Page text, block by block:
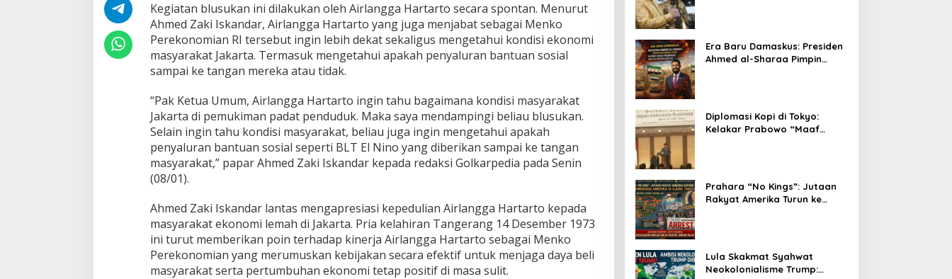
a
K
e
s
u
l
t
a
n
M
a
s
r
a
k
a
t
K
Kegiatan blusukan ini dilakukan oleh Airlangga Hartarto secara spontan. Menurut
Ahmed Zaki Iskandar, Airlangga Hartarto yang juga menjabat sebagai Menko
Perekonomian RI tersebut ingin lebih dekat sekaligus mengetahui kondisi ekonomi
masyarakat Jakarta. Termasuk mengetahui apakah penyaluran bantuan sosial
sampai ke tangan mereka atau tidak.
“Pak Ketua Umum, Airlangga Hartarto ingin tahu bagaimana kondisi masyarakat
Jakarta di pemukiman padat penduduk. Maka saya mendampingi beliau blusukan.
Selain ingin tahu kondisi masyarakat, beliau juga ingin mengetahui apakah
penyaluran bantuan sosial seperti BLT El Nino yang diberikan sampai ke tangan
masyarakat,” papar Ahmed Zaki Iskandar kepada redaksi Golkarpedia pada Senin
(08/01).
Ahmed Zaki Iskandar lantas mengapresiasi kepedulian Airlangga Hartarto kepada
masyarakat ekonomi lemah di Jakarta. Pria kelahiran Tangerang 14 Desember 1973
ini turut memberikan poin terhadap kinerja Airlangga Hartarto sebagai Menko
Perekonomian yang merumuskan kebijakan secara efektif untuk menjaga daya beli
masyarakat serta pertumbuhan ekonomi tetap positif di masa sulit.
Era Baru Damaskus: Presiden
Ahmed al-Sharaa Pimpin
Diplomasi Kopi di Tokyo:
Kelakar Prabowo “Maaf
Prahara “No Kings”: Jutaan
Rakyat Amerika Turun ke
Lula Skakmat Syahwat
Neokolonialisme Trump: